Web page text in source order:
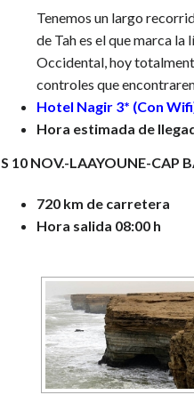
Tenemos un largo
de Tah es el que marca
Occidental, hoy
controles que
Hotel Nagir 3* (Con
Hora estimada de
S 10 NOV.-LAAYOUNE-CAP
720 km de carretera
Hora salida 08:00 h